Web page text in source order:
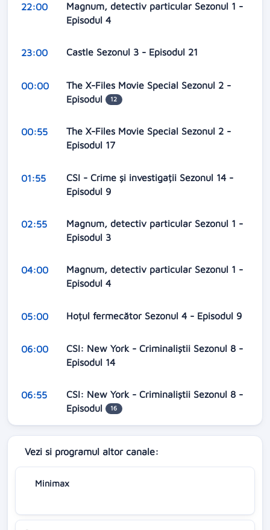
22:00
Magnum, detectiv particular Sezonul 1 -
Episodul 4
23:00 Castle Sezonul 3 - Episodul 21
00:00
The X-Files Movie Special Sezonul 2 -
Episodul
12
00:55
The X-Files Movie Special Sezonul 2 -
Episodul 17
01:55
CSI - Crime și investigații Sezonul 14 -
Episodul 9
02:55
Magnum, detectiv particular Sezonul 1 -
Episodul 3
04:00
Magnum, detectiv particular Sezonul 1 -
Episodul 4
05:00 Hoțul fermecător Sezonul 4 - Episodul 9
06:00
CSI: New York - Criminaliștii Sezonul 8 -
Episodul 14
06:55
CSI: New York - Criminaliștii Sezonul 8 -
Episodul
16
Vezi si programul altor canale:
Minimax